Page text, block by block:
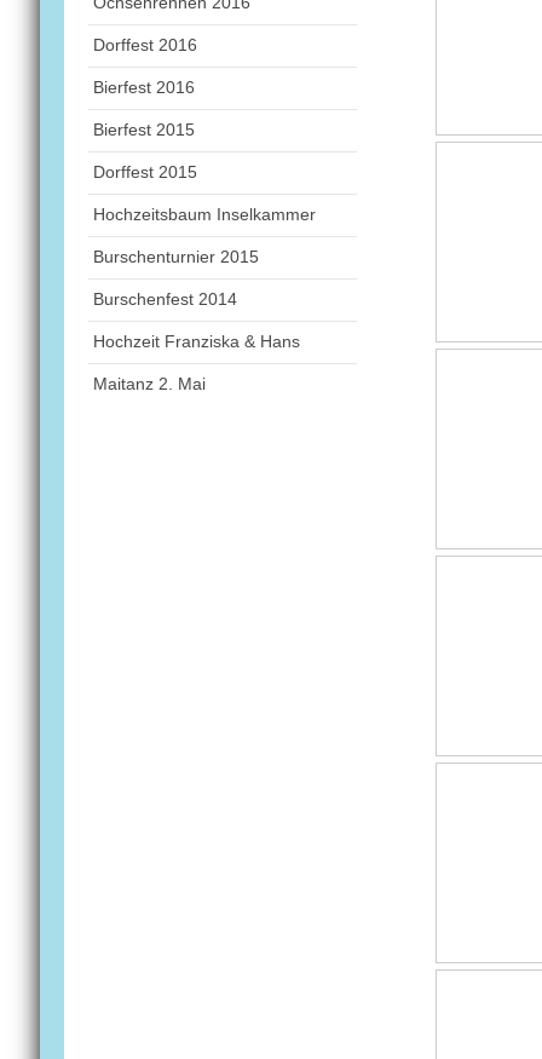
Dorffest 2016
Bierfest 2016
Bierfest 2015
Dorffest 2015
Hochzeitsbaum Inselkammer
Burschenturnier 2015
Burschenfest 2014
Hochzeit Franziska & Hans
Maitanz 2. Mai